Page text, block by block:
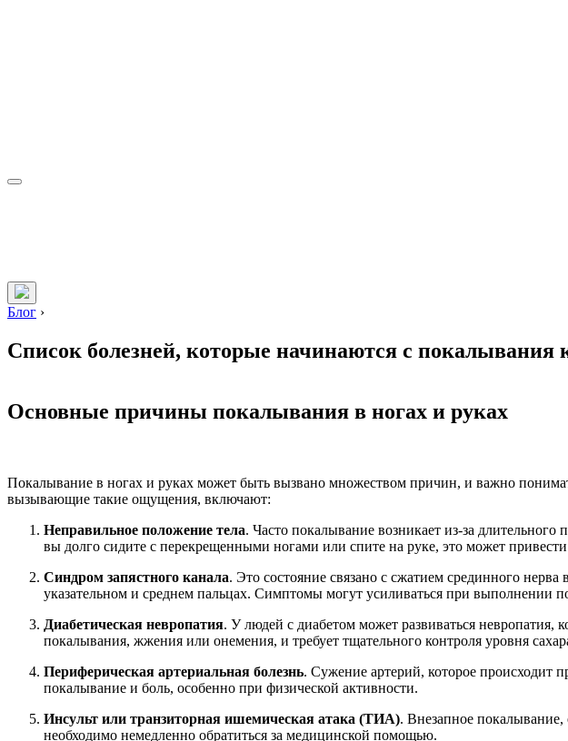
Блог ›
Список болезней, которые начинаются с покалывания
Основные причины покалывания в ногах и руках
Покалывание в ногах и руках может быть вызвано множеством причин, и важно
вызывающие такие ощущения, включают:
Неправильное положение тела. Часто покалывание возникает из-за
вы долго сидите с перекрещенными ногами или спите на руке, это может
Синдром запястного канала. Это состояние связано с сжатием срединного
указательном и среднем пальцах. Симптомы могут усиливаться при выполнении
Диабетическая невропатия. У людей с диабетом может развиваться невропатия,
покалывания, жжения или онемения, и требует тщательного контроля уровня
Периферическая артериальная болезнь. Сужение артерий, которое происходит
покалывание и боль, особенно при физической активности.
Инсульт или транзиторная ишемическая атака (ТИА). Внезапное
необходимо немедленно обратиться за медицинской помощью.